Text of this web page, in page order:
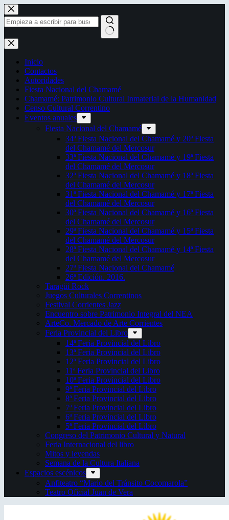
Saltar
al
contenido
Sin
resultados
Inicio
Contactos
Autoridades
Fiesta Nacional del Chamamé
Chamamé: Patrimonio Cultural Inmaterial de la Humanidad
Censo Cultural Correntino
Eventos anuales
Fiesta Nacional del Chamamé
34ª Fiesta Nacional del Chamamé y 20ª Fiesta
del Chamamé del Mercosur
33ª Fiesta Nacional del Chamamé y 19ª Fiesta
del Chamamé del Mercosur
32ª Fiesta Nacional del Chamamé y 18ª Fiesta
del Chamamé del Mercosur
31ª Fiesta Nacional del Chamamé y 17ª Fiesta
del Chamamé del Mercosur
30ª Fiesta Nacional del Chamamé y 16ª Fiesta
del Chamamé del Mercosur
29ª Fiesta Nacional del Chamamé y 15ª Fiesta
del Chamamé del Mercosur
28ª Fiesta Nacional del Chamamé y 14ª Fiesta
del Chamamé del Mercosur
27ª Fiesta Nacional del Chamamé
26ª Edición. 2016.
Taragüi Rock
Juegos Culturales Correntinos
Festival Corrientes Jazz
Encuentro sobre Patrimonio Integral del NEA
ArteCo. Mercado de Arte Corrientes
Feria Provincial del Libro
14ª Feria Provincial del Libro
13ª Feria Provincial del Libro
12ª Feria Provincial del Libro
11ª Feria Provincial del Libro
10ª Feria Provincial del Libro
9ª Feria Provincial del Libro
8ª Feria Provincial del Libro
7ª Feria Provincial del Libro
6ª Feria Provincial del Libro
5ª Feria Provincial del Libro
Congreso del Patrimonio Cultural y Natural
Feria Internacional del libro
Mitos y leyendas
Semana de la Cultura Italiana
Espacios escénicos
Anfiteatro “Mario del Tránsito Cocomarola”
Teatro Oficial Juan de Vera